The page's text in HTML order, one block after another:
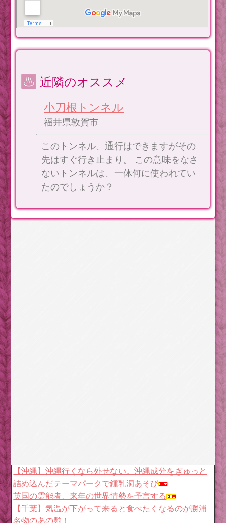
近隣のオススメ
小刀根トンネル
福井県敦賀市
このトンネル、通行はできますがその
先はすぐ行き止まり。 この意味をなさ
ないトンネルは、一体何に使われてい
たのでしょうか？
【沖縄】沖縄行くなら外せない。沖縄成分をぎゅっと
詰め込んだテーマパークで鍾乳洞あそび
英国の霊能者、来年の世界情勢を予言する
【千葉】気温が下がって来ると食べたくなるのが勝浦
名物のあの麺！